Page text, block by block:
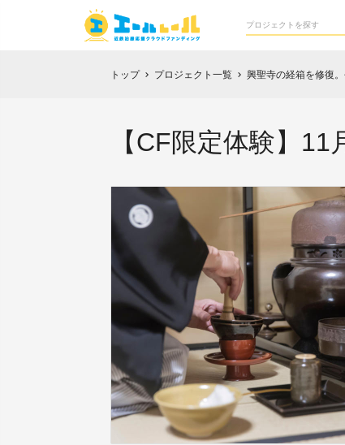
トップ chevron_right プロジェクト一覧 chevron_right 興聖寺の経箱を修復
【CF限定体験】